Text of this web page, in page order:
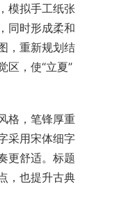
模拟手工纸张
同时形成柔和
，重新规划结
区，使“立夏”
格，笔锋厚重
采用宋体细字
更舒适。标题
，也提升古典